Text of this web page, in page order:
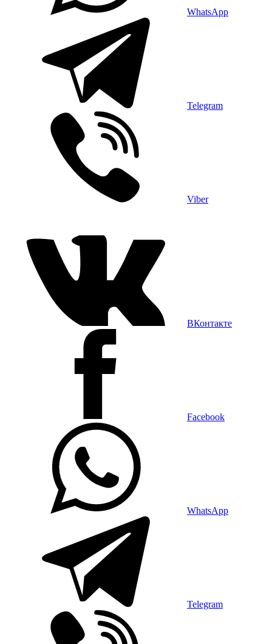
WhatsApp
Telegram
Viber
ВКонтакте
Facebook
WhatsApp
Telegram